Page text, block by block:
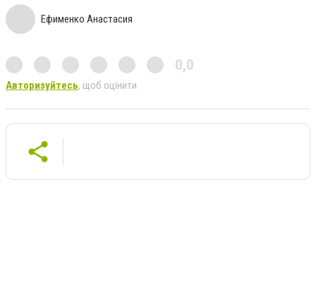
Ефименко Анастасия
0,0
Авторизуйтесь, щоб оцінити